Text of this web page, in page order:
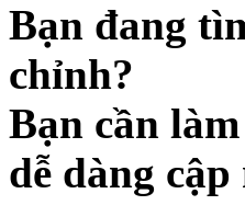
Bạn đang
chỉnh?
Bạn cần
dễ dàng